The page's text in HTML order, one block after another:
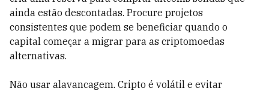
ainda estão descontadas. Procure projetos
consistentes que podem se beneficiar quando o
capital começar a migrar para as criptomoedas
alternativas.
Não usar alavancagem. Cripto é volátil e evitar